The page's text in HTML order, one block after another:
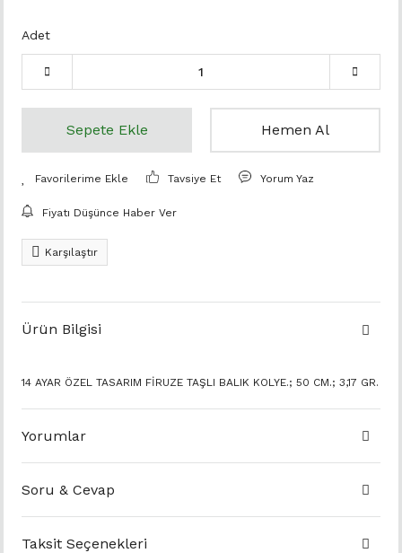
Adet
Sepete Ekle Hemen Al
Tavsiye Et Yorum Yaz
Fiyatı Düşünce Haber Ver
Karşılaştır
Ürün Bilgisi
14 AYAR ÖZEL TASARIM FİRUZE TAŞLI BALIK KOLYE.; 50 CM.; 3,17 GR.
Yorumlar
Soru & Cevap
Taksit Seçenekleri